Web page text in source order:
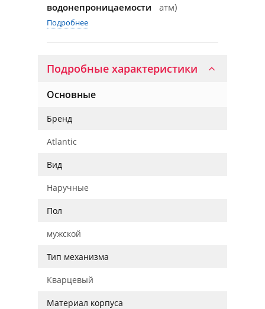
водонепроницаемости
атм)
Подробнее
Подробные характеристики
Основные
Бренд
Atlantic
Вид
Наручные
Пол
мужской
Тип механизма
Кварцевый
Материал корпуса